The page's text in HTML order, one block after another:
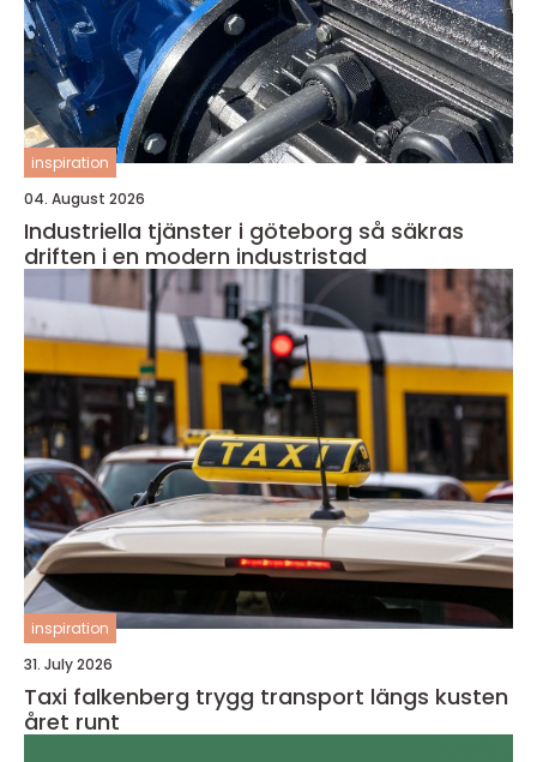
inspiration
04. August 2026
Industriella tjänster i göteborg så säkras
driften i en modern industristad
inspiration
31. July 2026
Taxi falkenberg trygg transport längs kusten
året runt